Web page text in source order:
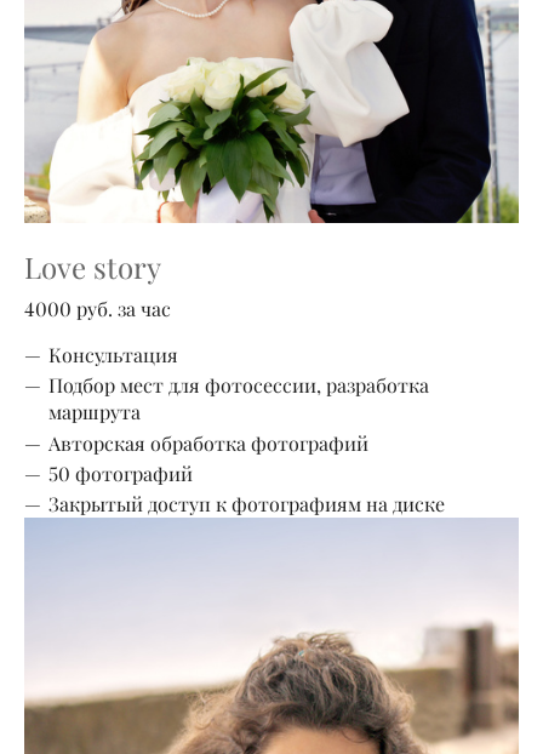
Love story
4000 руб. за час
Консультация
Подбор мест для фотосессии, разработка
маршрута
Авторская обработка фотографий
50 фотографий
Закрытый доступ к фотографиям на диске